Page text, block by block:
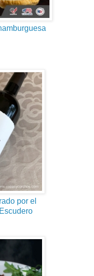
por el